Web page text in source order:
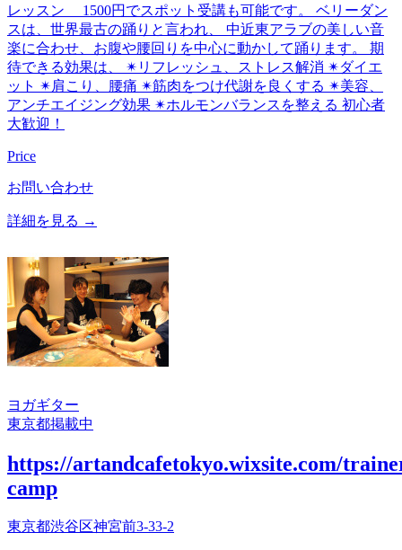
レッスン 1500円でスポット受講も可能です。 ベリーダン
スは、世界最古の踊りと言われ、 中近東アラブの美しい音
楽に合わせ、お腹や腰回りを中心に動かして踊ります。 期
待できる効果は、 ✴リフレッシュ、ストレス解消 ✴ダイエ
ット ✴肩こり、腰痛 ✴筋肉をつけ代謝を良くする ✴美容、
アンチエイジング効果 ✴ホルモンバランスを整える 初心者
大歓迎！
Price
お問い合わせ
詳細を見る →
ヨガギター
東京都掲載中
https://artandcafetokyo.wixsite.com/
camp
東京都渋谷区神宮前3-33-2